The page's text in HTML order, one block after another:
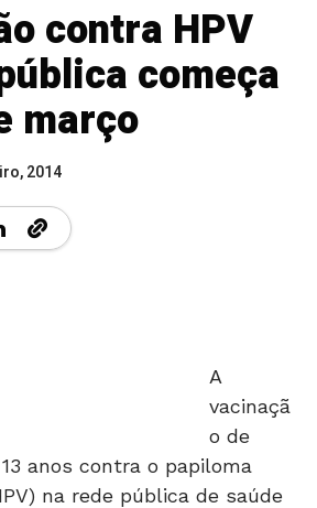
contra HPV
começa
março
2014
vacinaçã
o de
13 anos contra o papiloma
na rede pública de saúde
10 de março. O anúncio foi